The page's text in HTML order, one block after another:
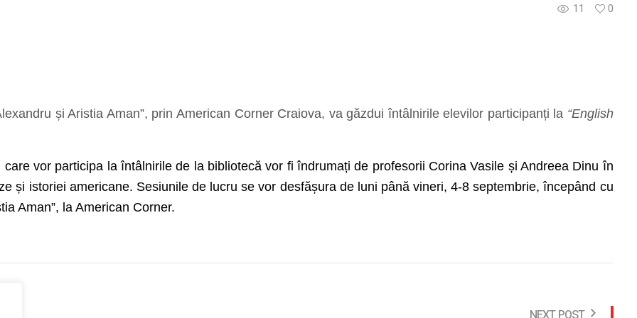
11 0
și Aristia Aman”, prin American Corner Craiova, va găzdui întâlnirile elevilor participanți la “English
vor participa la întâlnirile de la bibliotecă vor fi îndrumați de profesorii Corina Vasile și Andreea Dinu în
și istoriei americane. Sesiunile de lucru se vor desfășura de luni până vineri, 4-8 septembrie, începând cu
Aman”, la American Corner.